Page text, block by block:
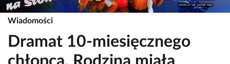
Wiadomości
Dramat 10-miesięcznego